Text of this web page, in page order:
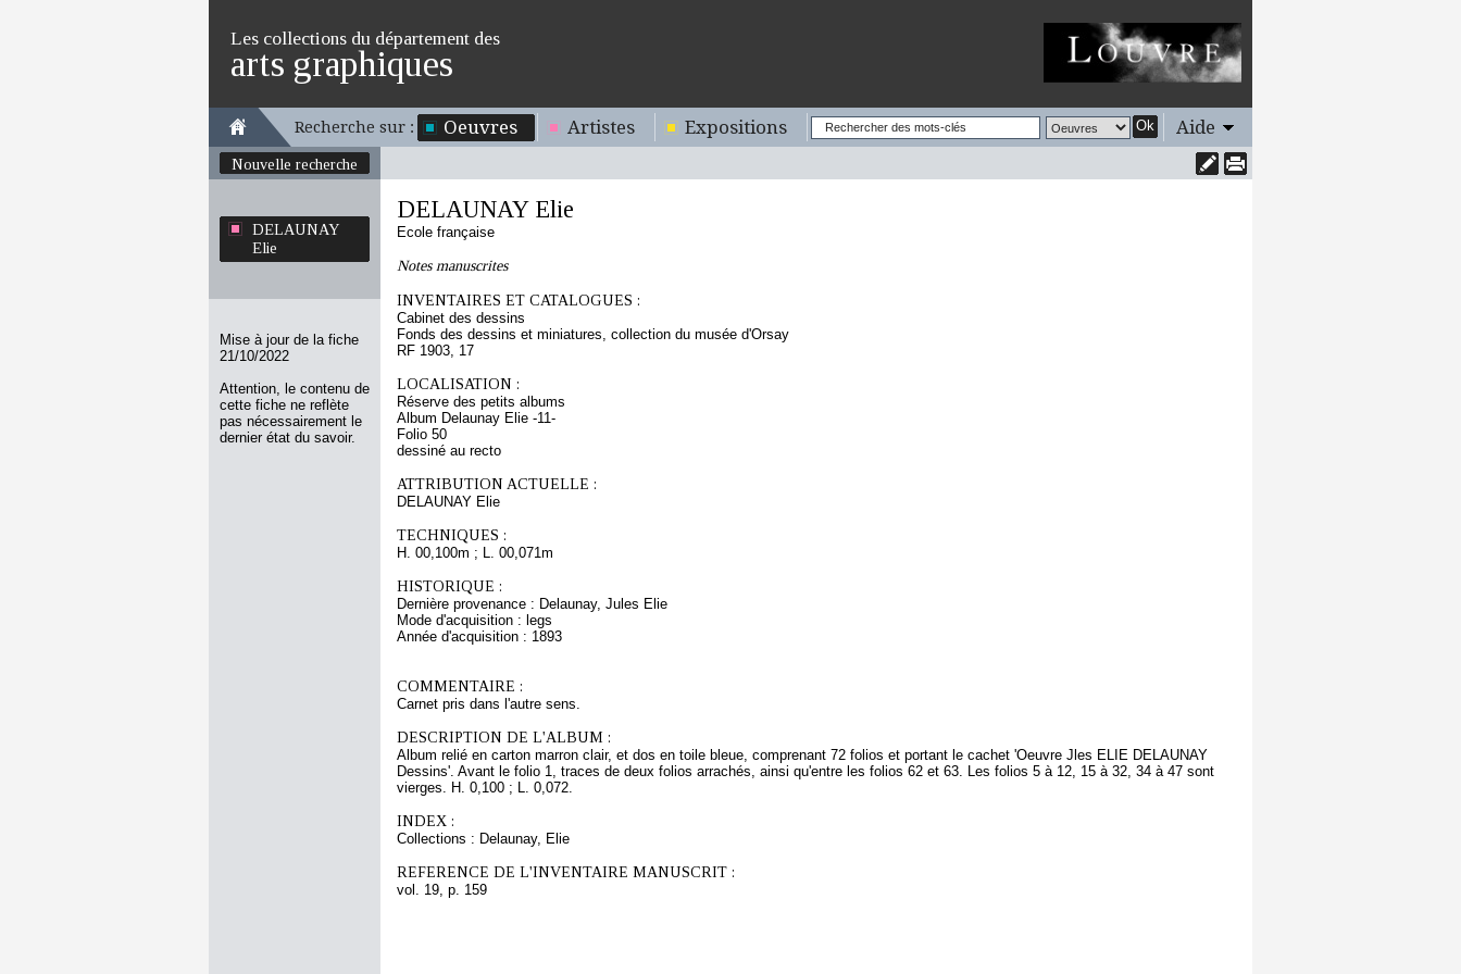
Les collections du département des
arts graphiques
Recherche sur : Oeuvres Artistes Expositions Ok Aide
Nouvelle recherche
DELAUNAY
Elie
Mise à jour de la fiche
21/10/2022
Attention, le contenu de
cette fiche ne reflète
pas nécessairement le
dernier état du savoir.
DELAUNAY Elie
Ecole française
Notes manuscrites
INVENTAIRES ET CATALOGUES :
Cabinet des dessins
Fonds des dessins et miniatures, collection du musée d'Orsay
RF 1903, 17
LOCALISATION :
Réserve des petits albums
Album Delaunay Elie -11-
Folio 50
dessiné au recto
ATTRIBUTION ACTUELLE :
DELAUNAY Elie
TECHNIQUES :
H. 00,100m ; L. 00,071m
HISTORIQUE :
Dernière provenance : Delaunay, Jules Elie
Mode d'acquisition : legs
Année d'acquisition : 1893
COMMENTAIRE :
Carnet pris dans l'autre sens.
DESCRIPTION DE L'ALBUM :
Album relié en carton marron clair, et dos en toile bleue, comprenant 72 folios et portant le cachet 'Oeuvre Jles ELIE DELAUNAY
Dessins'. Avant le folio 1, traces de deux folios arrachés, ainsi qu'entre les folios 62 et 63. Les folios 5 à 12, 15 à 32, 34 à 47 sont
vierges. H. 0,100 ; L. 0,072.
INDEX :
Collections : Delaunay, Elie
REFERENCE DE L'INVENTAIRE MANUSCRIT :
vol. 19, p. 159